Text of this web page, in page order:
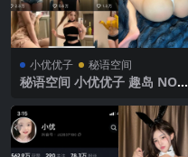
小优优子 秘语空间
秘语空间 小优优子 趣岛 NO.0
整版